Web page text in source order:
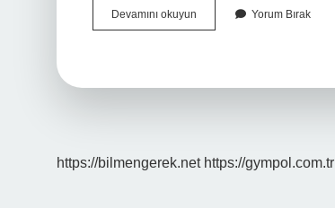
Devamını okuyun
Kelimesinin
Yorum Bırak
https://bilmengerek.net https://gympol.com.tr